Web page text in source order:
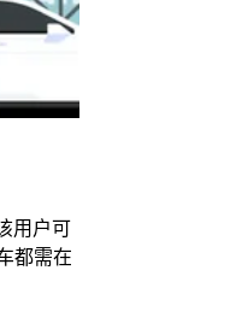
用户可
都需在